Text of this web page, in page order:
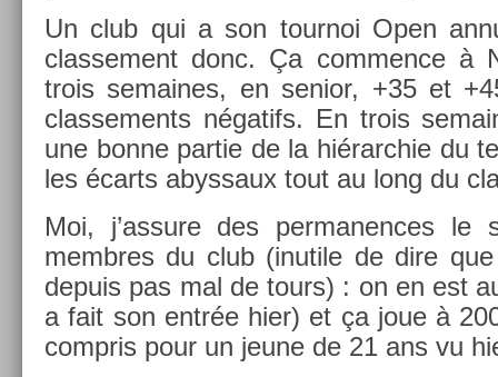
Un club qui a son tour­noi Open
clas­se­ment donc. Ça com­m­ence à
trois semaines, en sen­ior, +35 et
clas­se­ments négatifs. En trois
une bonne par­tie de la hié­rarchie du
les écarts ab­ys­saux tout au long du
Moi, j’as­sure des per­man­ences le
mem­bres du club (in­utile de dire
de­puis pas mal de tours) : on en est
a fait son entrée hier) et ça joue à
com­pris pour un jeune de 21 ans vu